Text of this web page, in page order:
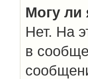
Могу ли
Нет. На
в